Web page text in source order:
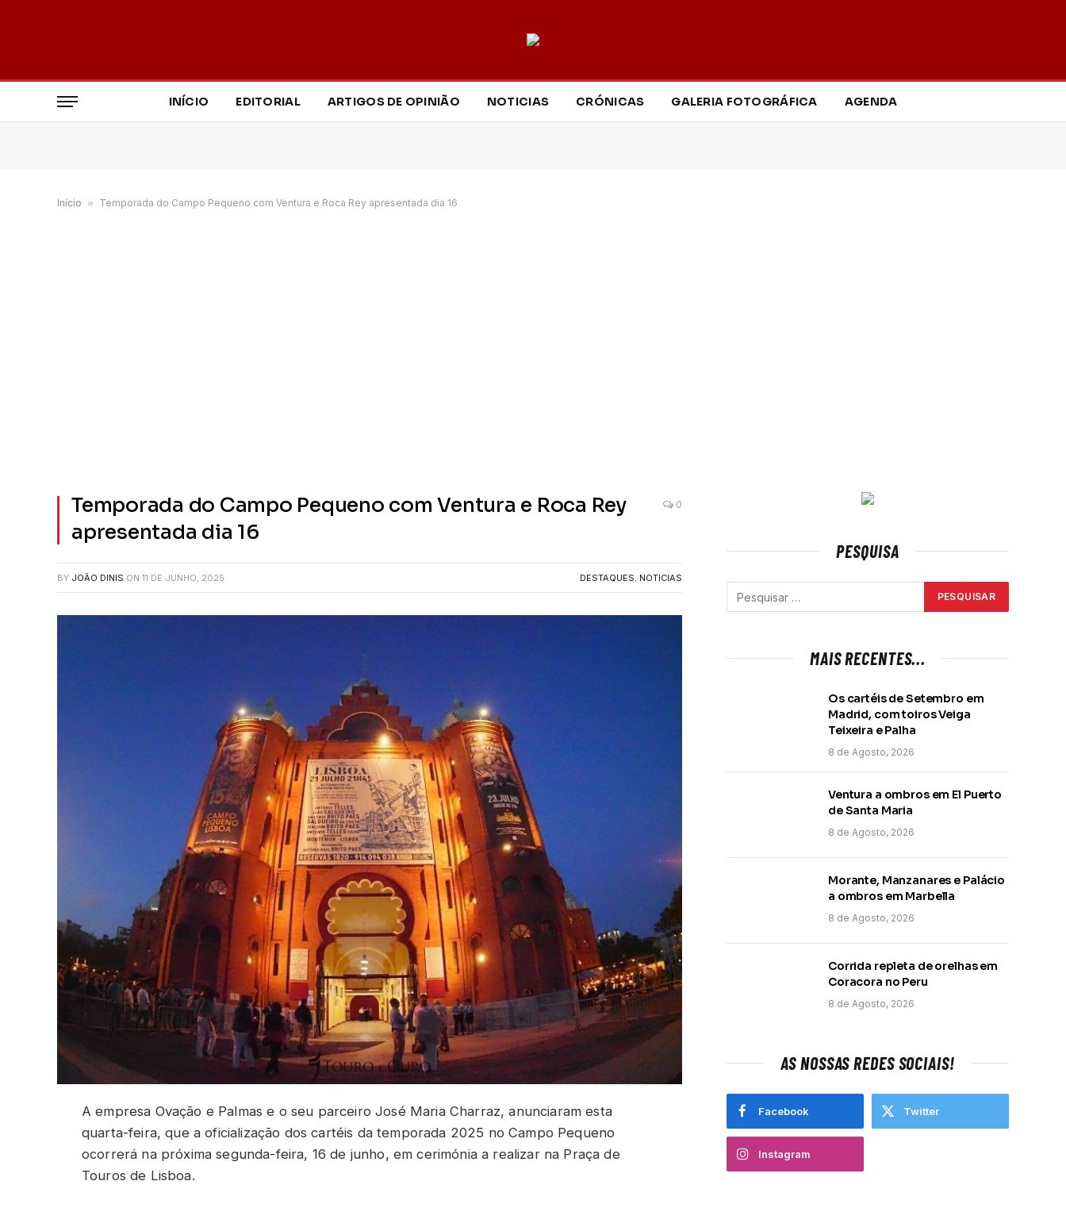
INÍCIO EDITORIAL ARTIGOS DE OPINIÃO NOTICIAS CRÓNICAS GALERIA FOTOGRÁFICA AGENDA
Início » Temporada do Campo Pequeno com Ventura e Roca Rey apresentada dia 16
Temporada do Campo Pequeno com Ventura e Roca Rey
apresentada dia 16
0
BY JOÃO DINIS ON 11 DE JUNHO, 2025 DESTAQUES, NOTICIAS
A empresa Ovação e Palmas e o seu parceiro José Maria Charraz, anunciaram esta
quarta-feira, que a oficialização dos cartéis da temporada 2025 no Campo Pequeno
ocorrerá na próxima segunda-feira, 16 de junho, em cerimónia a realizar na Praça de
Touros de Lisboa.
PESQUISA
MAIS RECENTES...
Os cartéis de Setembro em
Madrid, com toiros Veiga
Teixeira e Palha
8 de Agosto, 2026
Ventura a ombros em El Puerto
de Santa Maria
8 de Agosto, 2026
Morante, Manzanares e Palácio
a ombros em Marbella
8 de Agosto, 2026
Corrida repleta de orelhas em
Coracora no Peru
8 de Agosto, 2026
AS NOSSAS REDES SOCIAIS!
Facebook Twitter
Instagram